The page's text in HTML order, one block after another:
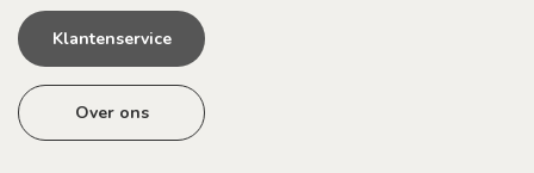
Klantenservice
Over ons